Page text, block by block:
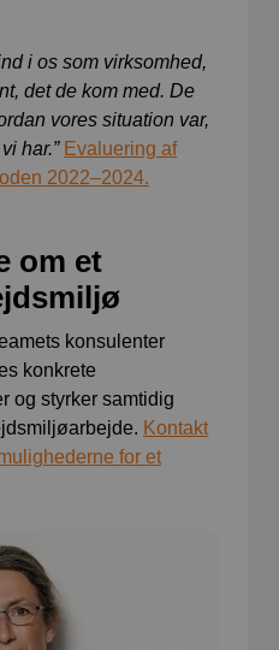
i os som virksomhed,
det de kom med. De
vores situation var,
har.” Evaluering af
2022–2024.
om et
konsulenter
konkrete
og styrker samtidig
Kontakt
for et